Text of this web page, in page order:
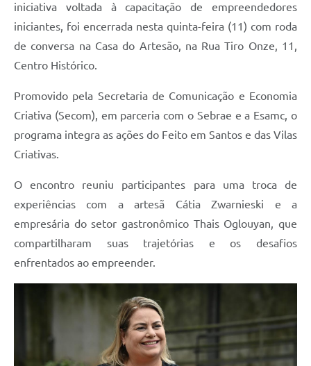
iniciativa voltada à capacitação de empreendedores
iniciantes, foi encerrada nesta quinta-feira (11) com roda
de conversa na Casa do Artesão, na Rua Tiro Onze, 11,
Centro Histórico.
Promovido pela Secretaria de Comunicação e Economia
Criativa (Secom), em parceria com o Sebrae e a Esamc, o
programa integra as ações do Feito em Santos e das Vilas
Criativas.
O encontro reuniu participantes para uma troca de
experiências com a artesã Cátia Zwarnieski e a
empresária do setor gastronômico Thais Oglouyan, que
compartilharam suas trajetórias e os desafios
enfrentados ao empreender.